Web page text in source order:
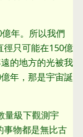
年。 所以我們
徑只可能在150億
的地方的光被我
年 ， 那是宇宙誕
量級下觀測宇
事物都是無比古